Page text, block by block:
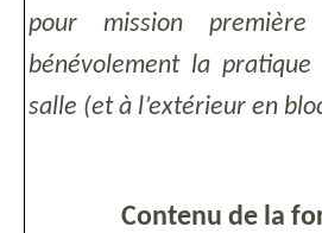
pour mission
bénévolement la pratique
salle (et à l’extérieur en
Contenu de la